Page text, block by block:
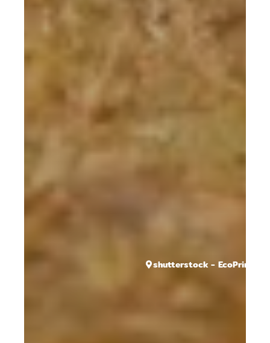
shutterstock - EcoPrint